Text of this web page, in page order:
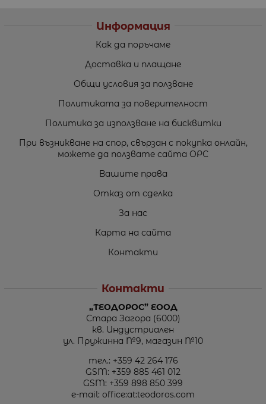
Информация
Как да поръчаме
Доставка и плащане
Общи условия за ползване
Политиката за поверителност
Политика за използване на бисквитки
При възникване на спор, свързан с покупка онлайн,
можете да ползвате сайта ОРС
Вашите права
Отказ от сделка
За нас
Карта на сайта
Контакти
Контакти
„ТЕОДОРОС” ЕООД
Стара Загора (6000)
кв. Индустриален
ул. Пружинна №9, магазин №10
тел.: +359 42 264 176
GSM: +359 885 461 012
GSM: +359 898 850 399
e-mail: office:at:teodoros.com